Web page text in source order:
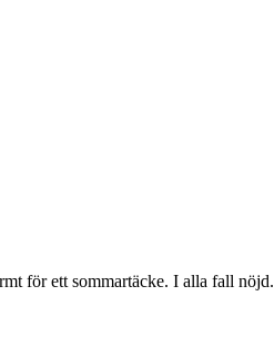
för ett sommartäcke. I alla fall nöjd.